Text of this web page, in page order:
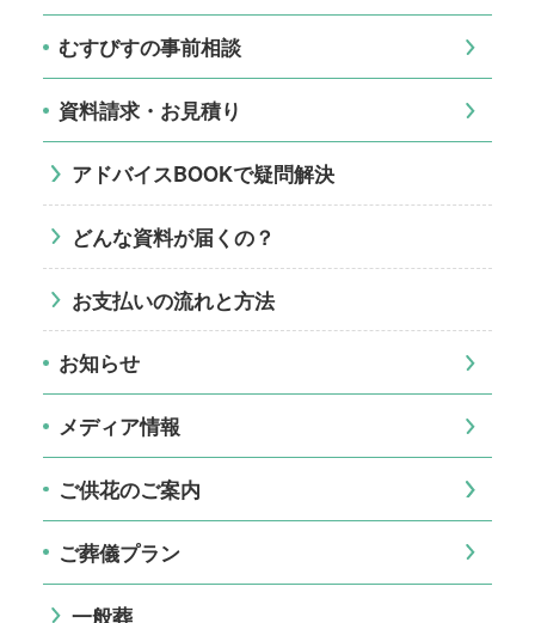
むすびすの事前相談
資料請求・お見積り
アドバイスBOOKで疑問解決
どんな資料が届くの？
お支払いの流れと方法
お知らせ
メディア情報
ご供花のご案内
ご葬儀プラン
一般葬